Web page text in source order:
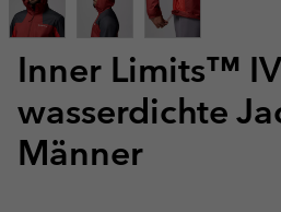
Inner Limits™ IV
wasserdichte
Männer